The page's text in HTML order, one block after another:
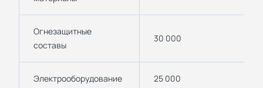
Огнезащитные
составы
30 000
Электрооборудование 25 000